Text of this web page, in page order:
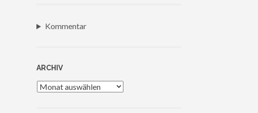
Kommentar
ARCHIV
Archiv